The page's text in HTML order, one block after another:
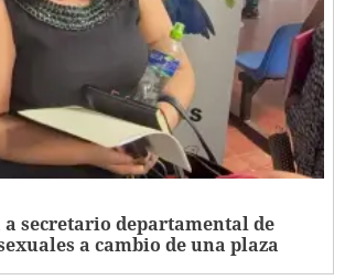
a secretario departamental de
a cambio de una plaza